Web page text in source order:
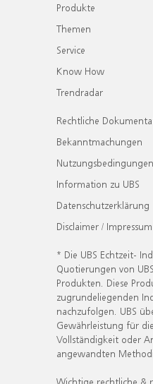
Produkte
Themen
Service
Know How
Trendradar
Rechtliche
Bekanntmachungen
Nutzungsbedingungen
Information zu UBS
Datenschutzerklärung
Disclaimer / Impressum
* Die UBS Echtzeit-
Quotierungen von
Produkten. Diese
zugrundeliegenden
nachzufolgen. UBS
Gewährleistung für
Vollständigkeit oder
angewandten